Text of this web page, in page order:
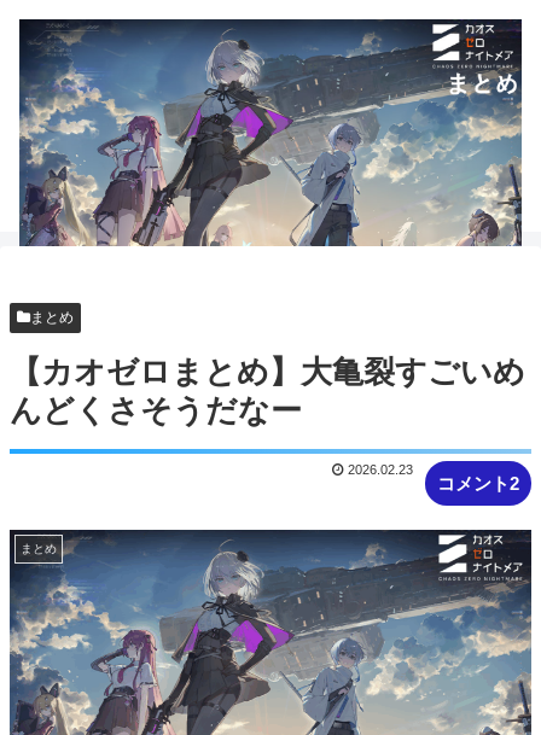
まとめ
【カオゼロまとめ】大亀裂すごいめ
んどくさそうだなー
コメント2
2026.02.23
まとめ